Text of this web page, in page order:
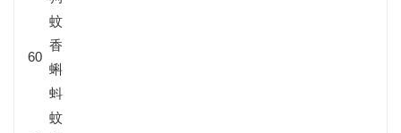
60
蚊
香
蝌
蚪
蚊